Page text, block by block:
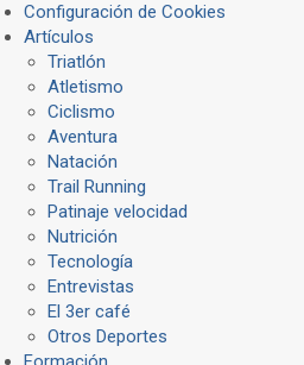
Configuración de Cookies
Artículos
Triatlón
Atletismo
Ciclismo
Aventura
Natación
Trail Running
Patinaje velocidad
Nutrición
Tecnología
Entrevistas
El 3er café
Otros Deportes